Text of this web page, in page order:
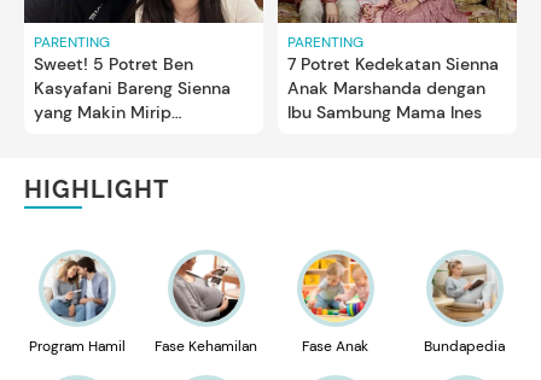
PARENTING
Sweet! 5 Potret Ben
Kasyafani Bareng Sienna
yang Makin Mirip
PARENTING
7 Potret Kedekatan Sienna
Anak Marshanda dengan
Ibu Sambung Mama Ines
HIGHLIGHT
Program Hamil Fase Kehamilan Fase Anak Bundapedia